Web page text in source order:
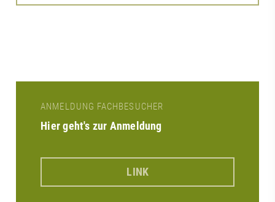
ANMELDUNG FACHBESUCHER
Hier geht's zur Anmeldung
LINK